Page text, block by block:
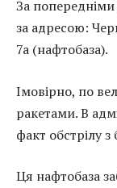
За
за адресою:
7а (нафтобаза).
Імовірно, по
ракетами. В
факт обстрілу
Ця нафтобаза